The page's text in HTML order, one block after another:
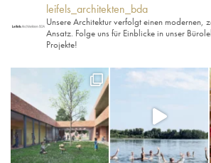
leifels_architekten_bda
Unsere Architektur verfolgt einen modernen,
Ansatz. Folge uns für Einblicke in unser
Projekte!